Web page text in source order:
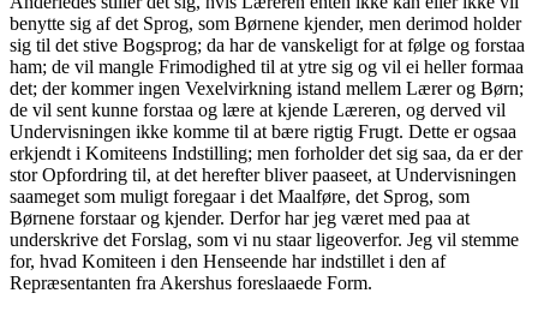
benytte sig af det Sprog, som Børnene kjender, men derimod holder
sig til det stive Bogsprog; da har de vanskeligt for at følge og forstaa
ham; de vil mangle Frimodighed til at ytre sig og vil ei heller formaa
det; der kommer ingen Vexelvirkning istand mellem Lærer og Børn;
de vil sent kunne forstaa og lære at kjende Læreren, og derved vil
Undervisningen ikke komme til at bære rigtig Frugt. Dette er ogsaa
erkjendt i Komiteens Indstilling; men forholder det sig saa, da er der
stor Opfordring til, at det herefter bliver paaseet, at Undervisningen
saameget som muligt foregaar i det Maalføre, det Sprog, som
Børnene forstaar og kjender. Derfor har jeg været med paa at
underskrive det Forslag, som vi nu staar ligeoverfor. Jeg vil stemme
for, hvad Komiteen i den Henseende har indstillet i den af
Repræsentanten fra Akershus foreslaaede Form.